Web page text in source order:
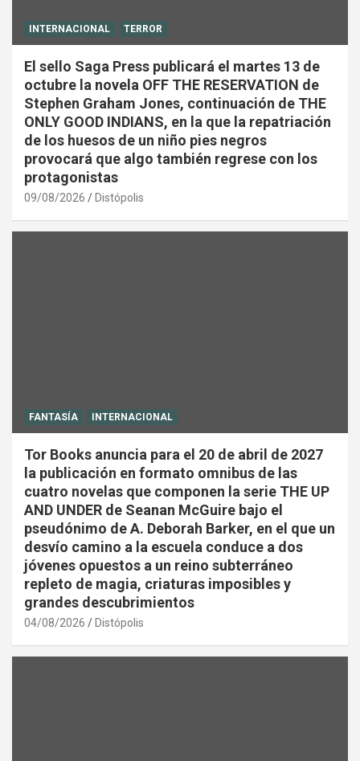
INTERNACIONAL TERROR
El sello Saga Press publicará el martes 13 de
octubre la novela OFF THE RESERVATION de
Stephen Graham Jones, continuación de THE
ONLY GOOD INDIANS, en la que la repatriación
de los huesos de un niño pies negros
provocará que algo también regrese con los
protagonistas
09/08/2026 Distópolis
FANTASÍA INTERNACIONAL
Tor Books anuncia para el 20 de abril de 2027
la publicación en formato omnibus de las
cuatro novelas que componen la serie THE UP
AND UNDER de Seanan McGuire bajo el
pseudónimo de A. Deborah Barker, en el que un
desvío camino a la escuela conduce a dos
jóvenes opuestos a un reino subterráneo
repleto de magia, criaturas imposibles y
grandes descubrimientos
04/08/2026 Distópolis